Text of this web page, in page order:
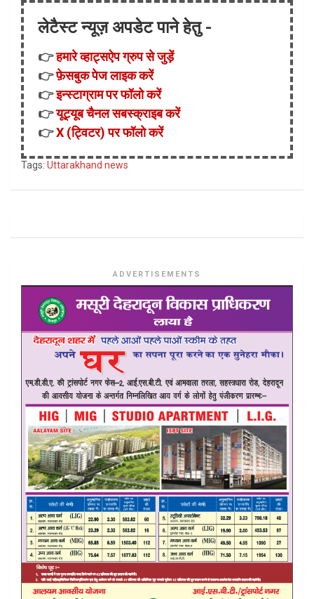
लेटैस्ट न्यूज़ अपडेट पाने हेतु -
👉हमारे व्हाट्सऐप ग्रुप से जुड़ें
👉फ़ेसबुक पेज लाइक करें
👉इन्स्टाग्राम पर फॉलो करें
👉यूट्यूब चैनल सबस्क्राइब करें
👉X (ट्विटर) पर फॉलो करें
Tags: Uttarakhand news
ADVERTISEMENTS